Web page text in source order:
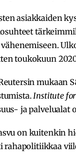
asiakkaiden
toukokuun
mukaan
Institute
ja palvelualat
on kuitenkin
rahapolitiikkaa